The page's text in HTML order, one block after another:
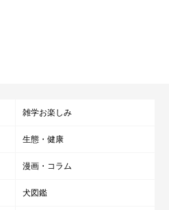
雑学お楽しみ
生態・健康
漫画・コラム
犬図鑑